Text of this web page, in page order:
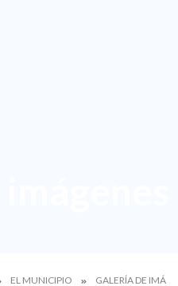
EL MUNICIPIO GALERÍA DE